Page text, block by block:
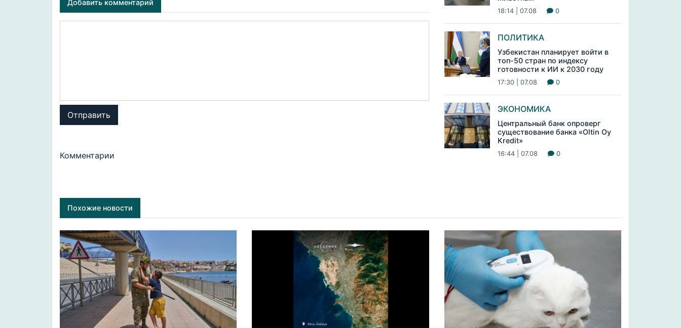
Добавить комментарий
Отправить
Комментарии
18:14 | 07.08 0
ПОЛИТИКА
Узбекистан планирует войти в
топ-50 стран по индексу
готовности к ИИ к 2030 году
17:30 | 07.08 0
ЭКОНОМИКА
Центральный банк опроверг
существование банка «Oltin Oy
Kredit»
16:44 | 07.08 0
Похожие новости